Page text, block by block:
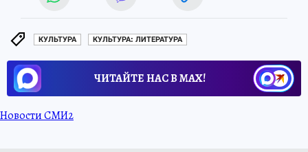
КУЛЬТУРА КУЛЬТУРА: ЛИТЕРАТУРА
ЧИТАЙТЕ НАС В МАХ!
Новости СМИ2